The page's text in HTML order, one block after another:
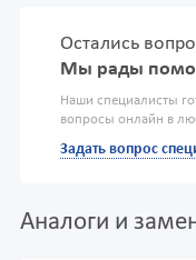
Остались
Мы рады
Наши специалисты
вопросы онлайн в
Задать вопрос
Аналоги и